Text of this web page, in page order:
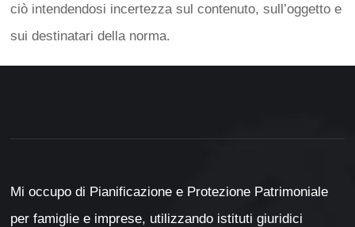
ciò intendendosi incertezza sul contenuto, sull’oggetto e
sui destinatari della norma.
Mi occupo di Pianificazione e Protezione Patrimoniale
per famiglie e imprese, utilizzando istituti giuridici